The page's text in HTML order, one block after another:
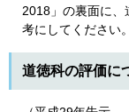
2018」の裏面に、
考にしてください。
道徳科の評価に